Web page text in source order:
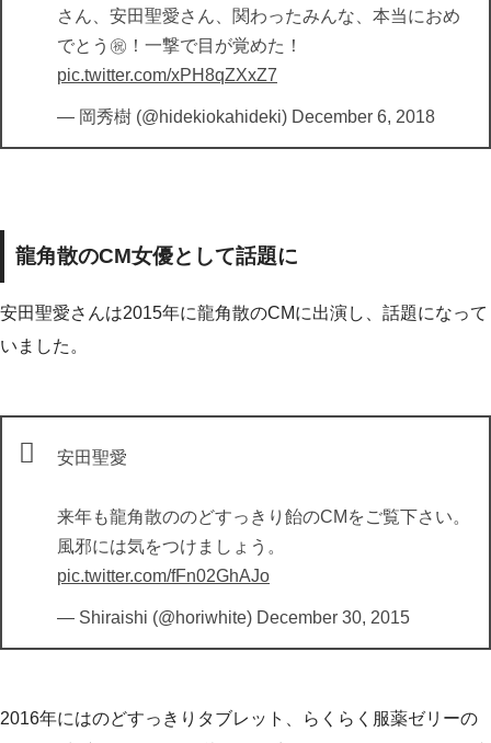
さん、安田聖愛さん、関わったみんな、本当におめ
でとう㊗️！一撃で目が覚めた！
pic.twitter.com/xPH8qZXxZ7
— 岡秀樹 (@hidekiokahideki) December 6, 2018
龍角散のCM女優として話題に
安田聖愛さんは2015年に龍角散のCMに出演し、話題になって
いました。
安田聖愛
来年も龍角散ののどすっきり飴のCMをご覧下さい。
風邪には気をつけましょう。
pic.twitter.com/fFn02GhAJo
— Shiraishi (@horiwhite) December 30, 2015
2016年にはのどすっきりタブレット、らくらく服薬ゼリーの